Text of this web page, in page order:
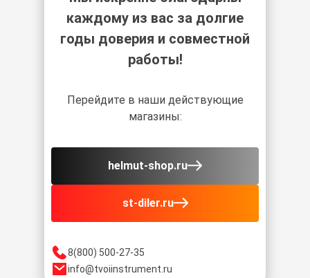
8(800) 500-27-35
info@tvoiinstrument.ru
каждому из вас за долгие
годы доверия и совместной
работы!
Перейдите в наши действующие
магазины:
helmut-shop.ru
st-diler.ru